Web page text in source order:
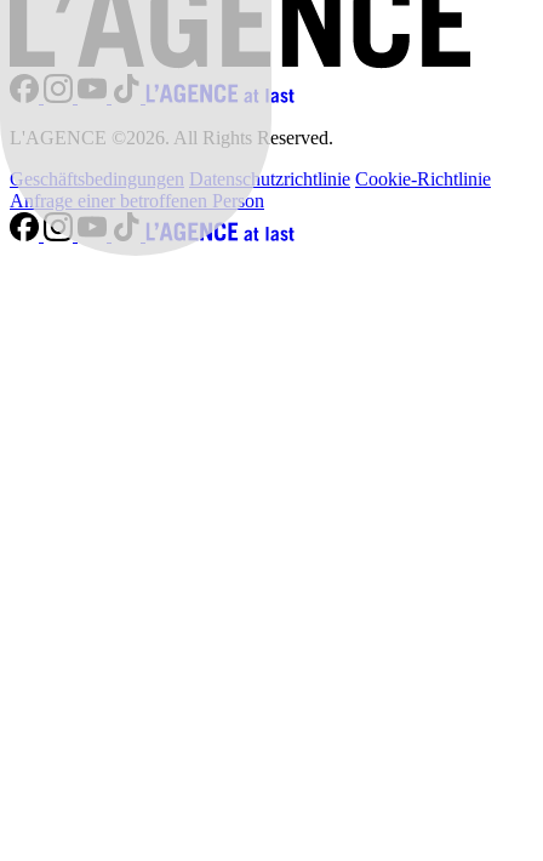
L'AGENCE ©2026. All Rights Reserved.
Geschäftsbedingungen Datenschutzrichtlinie Cookie-Richtlinie
Anfrage einer betroffenen Person